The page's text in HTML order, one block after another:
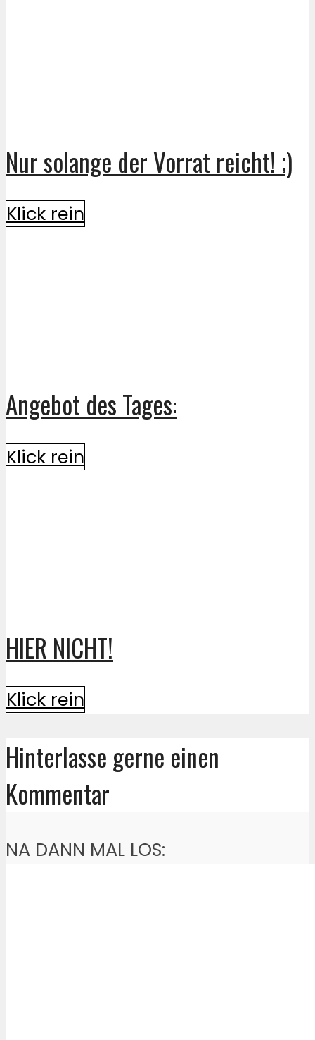
Nur solange der Vorrat reicht! ;)
Klick rein
Angebot des Tages:
Klick rein
HIER NICHT!
Klick rein
Hinterlasse gerne einen
Kommentar
NA DANN MAL LOS: